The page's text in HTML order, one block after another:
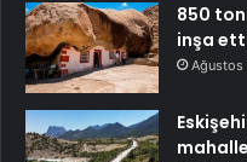
850
inşa
Ağustos